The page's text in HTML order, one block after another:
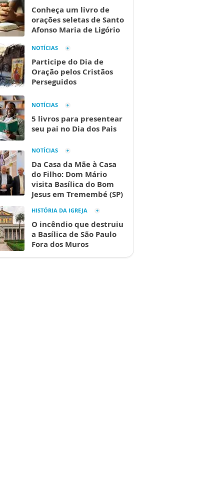
Conheça um livro de
orações seletas de Santo
Afonso Maria de Ligório
NOTÍCIAS
Participe do Dia de
Oração pelos Cristãos
Perseguidos
NOTÍCIAS
5 livros para presentear
seu pai no Dia dos Pais
NOTÍCIAS
Da Casa da Mãe à Casa
do Filho: Dom Mário
visita Basílica do Bom
Jesus em Tremembé (SP)
HISTÓRIA DA IGREJA
O incêndio que destruiu
a Basílica de São Paulo
Fora dos Muros